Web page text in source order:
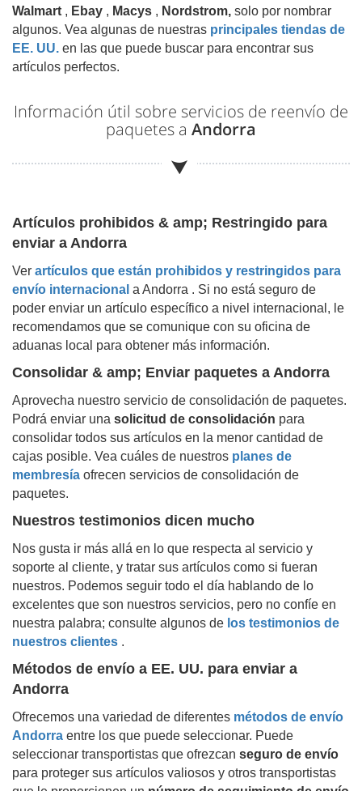
Walmart , Ebay , Macys , Nordstrom, solo por nombrar
algunos. Vea algunas de nuestras principales tiendas de
EE. UU. en las que puede buscar para encontrar sus
artículos perfectos.
Información útil sobre servicios de reenvío de
paquetes a Andorra
Artículos prohibidos & amp; Restringido para
enviar a Andorra
Ver artículos que están prohibidos y restringidos para
envío internacional a Andorra . Si no está seguro de
poder enviar un artículo específico a nivel internacional, le
recomendamos que se comunique con su oficina de
aduanas local para obtener más información.
Consolidar & amp; Enviar paquetes a Andorra
Aprovecha nuestro servicio de consolidación de paquetes.
Podrá enviar una solicitud de consolidación para
consolidar todos sus artículos en la menor cantidad de
cajas posible. Vea cuáles de nuestros planes de
membresía ofrecen servicios de consolidación de
paquetes.
Nuestros testimonios dicen mucho
Nos gusta ir más allá en lo que respecta al servicio y
soporte al cliente, y tratar sus artículos como si fueran
nuestros. Podemos seguir todo el día hablando de lo
excelentes que son nuestros servicios, pero no confíe en
nuestra palabra; consulte algunos de los testimonios de
nuestros clientes .
Métodos de envío a EE. UU. para enviar a
Andorra
Ofrecemos una variedad de diferentes métodos de envío
Andorra entre los que puede seleccionar. Puede
seleccionar transportistas que ofrezcan seguro de envío
para proteger sus artículos valiosos y otros transportistas